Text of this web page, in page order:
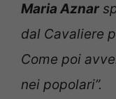
Maria Aznar
dal Cavaliere
Come poi
nei popolari”.